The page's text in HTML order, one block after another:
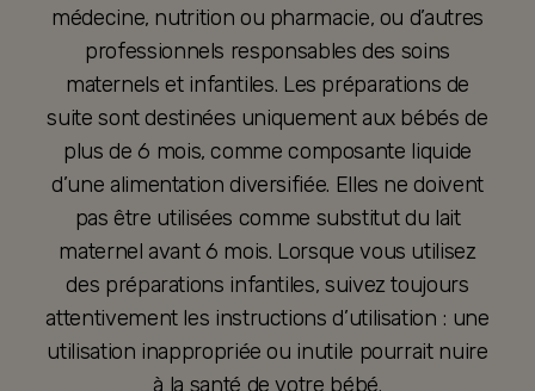
médecine, nutrition ou pharmacie, ou d’autres
professionnels responsables des soins
maternels et infantiles. Les préparations de
suite sont destinées uniquement aux bébés de
plus de 6 mois, comme composante liquide
d’une alimentation diversifiée. Elles ne doivent
pas être utilisées comme substitut du lait
maternel avant 6 mois. Lorsque vous utilisez
des préparations infantiles, suivez toujours
attentivement les instructions d’utilisation : une
utilisation inappropriée ou inutile pourrait nuire
à la santé de votre bébé.